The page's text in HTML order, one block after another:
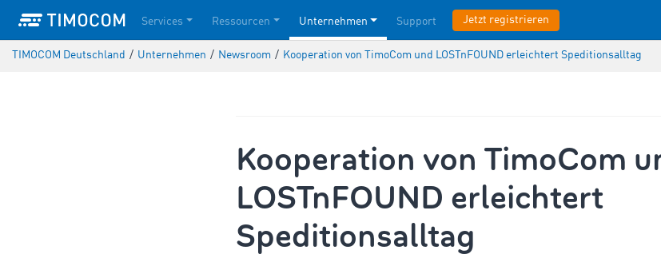
Services Ressourcen Unternehmen Support Jetzt registrieren
TIMOCOM Deutschland / Unternehmen / Newsroom / Kooperation von TimoCom und LOSTnFOUND erleichtert Speditionsalltag
Kooperation von TimoCom
LOSTnFOUND erleichtert
Speditionsalltag